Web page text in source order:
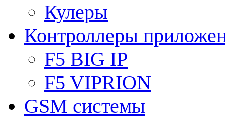
Кулеры
Контроллеры
F5 BIG IP
F5 VIPRION
GSM системы